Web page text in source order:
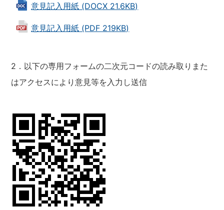
意見記入用紙 (DOCX 21.6KB)
意見記入用紙 (PDF 219KB)
2．以下の専用フォームの二次元コードの読み取りまた
はアクセスにより意見等を入力し送信